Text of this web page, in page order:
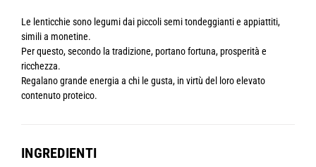
Le lenticchie sono legumi dai piccoli semi tondeggianti e appiattiti,
simili a monetine.
Per questo, secondo la tradizione, portano fortuna, prosperità e
ricchezza.
Regalano grande energia a chi le gusta, in virtù del loro elevato
contenuto proteico.
INGREDIENTI